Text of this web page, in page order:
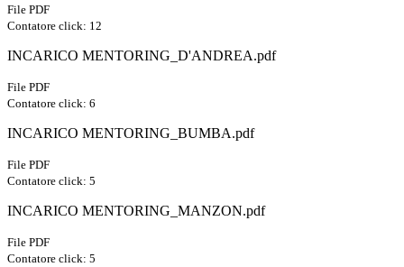
File PDF
Contatore click: 12
INCARICO MENTORING_D'ANDREA.pdf
File PDF
Contatore click: 6
INCARICO MENTORING_BUMBA.pdf
File PDF
Contatore click: 5
INCARICO MENTORING_MANZON.pdf
File PDF
Contatore click: 5